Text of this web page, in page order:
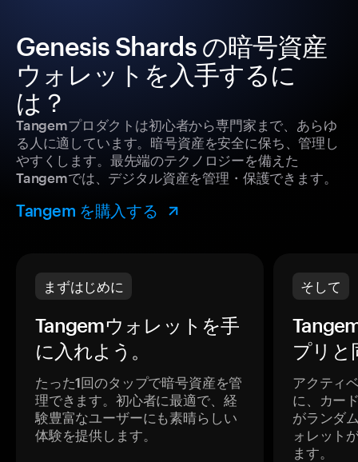
Genesis Shards の暗号資産
ウォレットを入手するに
は？
Tangemプロダクトは初心者から専門家まで、あらゆ
る人に適しています。暗号資産を安全に保ち、管理し
やすくします。最先端のテクノロジーを備えた
Tangemでは、デジタル資産を管理・保護できます。
Tangem を購入する
まずはじめに
Tangemウォレットを手
に入れよう。
たった1回のタップで暗号資産を管
理できます。初心者に最適で、経
験豊富なユーザーにも素晴らしい
体験を提供します。
そして
プリと
アクティ
に、カー
がランダ
ォレット
ます。